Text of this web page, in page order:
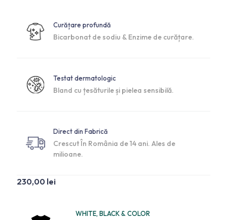
Curățare profundă
Bicarbonat de sodiu & Enzime de curățare.
Testat dermatologic
Bland cu țesăturile și pielea sensibilă.
Direct din Fabrică
Crescut În România de 14 ani. Ales de
milioane.
230,00 lei
WHITE, BLACK & COLOR